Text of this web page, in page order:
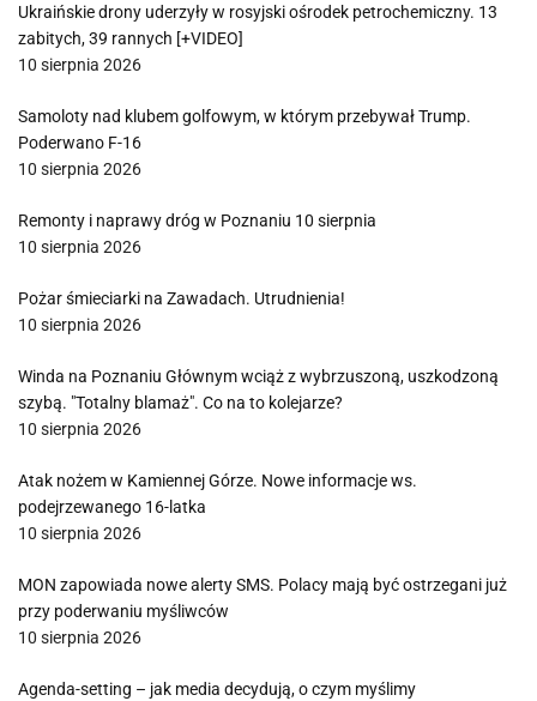
Ukraińskie drony uderzyły w rosyjski ośrodek petrochemiczny. 13
zabitych, 39 rannych [+VIDEO]
10 sierpnia 2026
Samoloty nad klubem golfowym, w którym przebywał Trump.
Poderwano F-16
10 sierpnia 2026
Remonty i naprawy dróg w Poznaniu 10 sierpnia
10 sierpnia 2026
Pożar śmieciarki na Zawadach. Utrudnienia!
10 sierpnia 2026
Winda na Poznaniu Głównym wciąż z wybrzuszoną, uszkodzoną
szybą. "Totalny blamaż". Co na to kolejarze?
10 sierpnia 2026
Atak nożem w Kamiennej Górze. Nowe informacje ws.
podejrzewanego 16-latka
10 sierpnia 2026
MON zapowiada nowe alerty SMS. Polacy mają być ostrzegani już
przy poderwaniu myśliwców
10 sierpnia 2026
Agenda-setting – jak media decydują, o czym myślimy